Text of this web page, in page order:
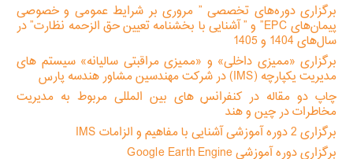
برگزاری دوره‌های تخصصی ” مروری بر شرایط عمومی و خصوصی
پیمان‌های EPC” و ” آشنایی با بخشنامه تعیین حق الزحمه نظارت” در
سال‌های 1404 و 1405
برگزاری «ممیزی داخلی» و «ممیزی مراقبتی سالیانه» سیستم های
مدیریت یکپارچه (IMS) در شرکت مهندسین مشاور هندسه پارس
چاپ دو مقاله در کنفرانس های بین المللی مربوط به مدیریت
مخاطرات در چین و هند
برگزاری 2 دوره آموزشی آشنایی با مفاهیم و الزامات IMS
برگزاری دوره آموزشی Google Earth Engine